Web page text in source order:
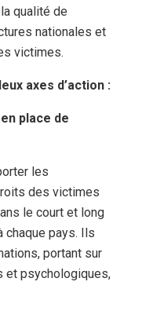
qualité de
nationales et
victimes.
axes d’action :
place de
les
des victimes
le court et long
chaque pays. Ils
portant sur
et psychologiques,